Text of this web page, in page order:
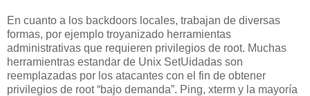
En cuanto a los backdoors locales, trabajan de diversas
formas, por ejemplo troyanizado herramientas
administrativas que requieren privilegios de root. Muchas
herramientras estandar de Unix SetUidadas son
reemplazadas por los atacantes con el fin de obtener
privilegios de root “bajo demanda”. Ping, xterm y la mayoría